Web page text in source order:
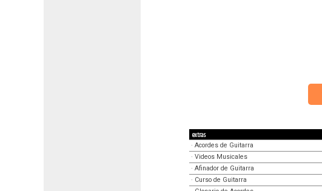
extras
· Acordes de Guitarra
· Videos Musicales
· Afinador de Guitarra
· Curso de Guitarra